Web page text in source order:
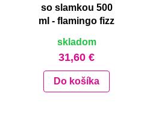
so slamkou 500
ml - flamingo fizz
skladom
31,60 €
Do košíka